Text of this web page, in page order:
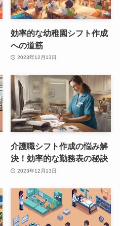
効率的な幼稚園シフト作成
への道筋
2023年12月13日
介護職シフト作成の悩み解
決！効率的な勤務表の秘訣
2023年12月13日